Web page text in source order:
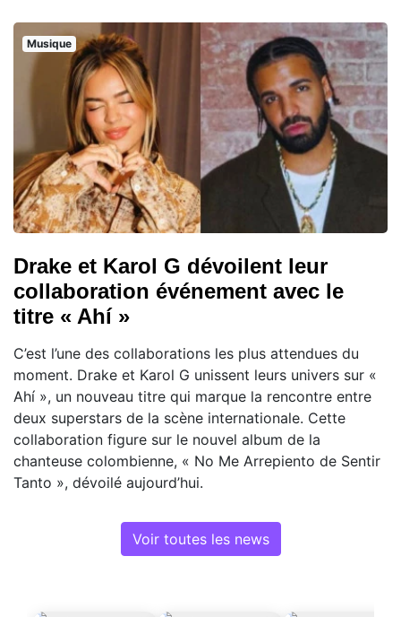
Musique
Drake et Karol G dévoilent leur
collaboration événement avec le
titre « Ahí »
C’est l’une des collaborations les plus attendues du
moment. Drake et Karol G unissent leurs univers sur «
Ahí », un nouveau titre qui marque la rencontre entre
deux superstars de la scène internationale. Cette
collaboration figure sur le nouvel album de la
chanteuse colombienne, « No Me Arrepiento de Sentir
Tanto », dévoilé aujourd’hui.
Voir toutes les news